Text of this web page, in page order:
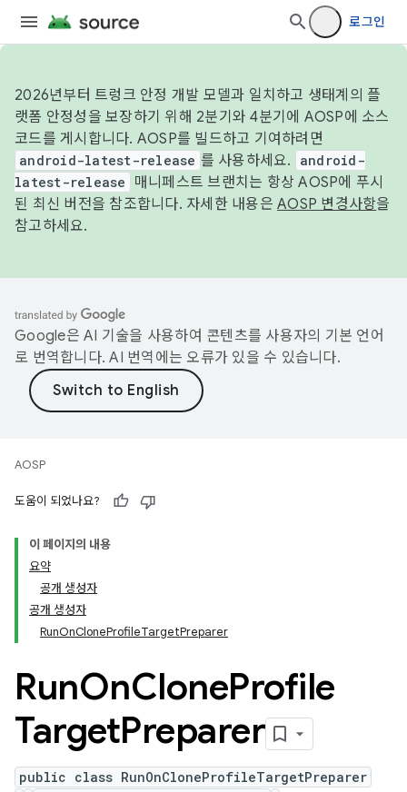
로그인
2026년부터 트렁크 안정 개발 모델과 일치하고 생태계의 플
랫폼 안정성을 보장하기 위해 2분기와 4분기에 AOSP에 소스
코드를 게시합니다. AOSP를 빌드하고 기여하려면
android-latest-release 를 사용하세요.
android-
latest-release
매니페스트 브랜치는 항상 AOSP에 푸시
된 최신 버전을 참조합니다. 자세한 내용은 AOSP 변경사항을
참고하세요.
Google은 AI 기술을 사용하여 콘텐츠를 사용자의 기본 언어
로 번역합니다. AI 번역에는 오류가 있을 수 있습니다.
AOSP
도움이 되었나요?
이 페이지의 내용
요약
공개 생성자
공개 생성자
RunOnCloneProfileTargetPreparer
RunOnCloneProfile
TargetPreparer
public class RunOnCloneProfileTargetPreparer